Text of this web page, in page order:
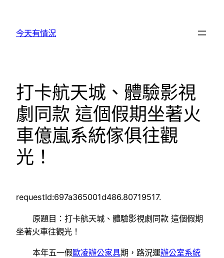
今天有情況
打卡航天城、體驗影視
劇同款 這個假期坐著火
車億嵐系統傢俱往觀
光！
requestId:697a365001d486.80719517.
原題目：打卡航天城、體驗影視劇同款 這個假期
坐著火車往觀光！
本年五一假歐凌辦公家具期，路況運辦公室系統